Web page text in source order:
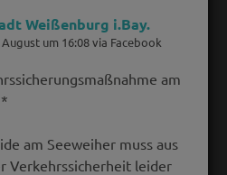
Weißenburg i.Bay.
August um 16:08 via Facebook
am
am Seeweiher muss aus
Verkehrssicherheit leider